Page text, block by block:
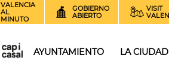
VALENCIA
AL
MINUTO
GOBIERNO
ABIERTO
VISIT
AYUNTAMIENTO LA CIUDAD